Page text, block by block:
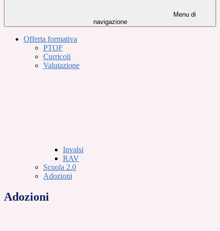
Menu di
navigazione
Offerta formativa
PTOF
Curricoli
Valutazione
Invalsi
RAV
Scuola 2.0
Adozioni
Adozioni